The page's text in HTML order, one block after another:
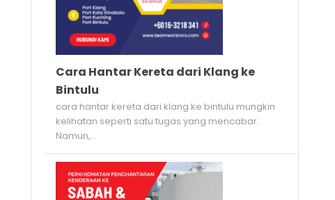
Cara Hantar Kereta dari Klang ke
Bintulu
cara hantar kereta dari klang ke bintulu mungkin
kelihatan seperti satu tugas yang mencabar.
Namun,...